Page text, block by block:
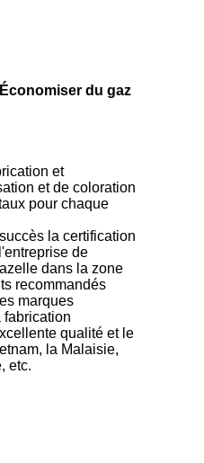
du gaz
et
et de coloration
pour chaque
la certification
de
dans la zone
recommandés
marques
qualité et le
la Malaisie,
etc.